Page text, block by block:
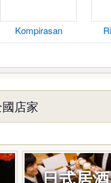
Kompirasan
店家
日式居